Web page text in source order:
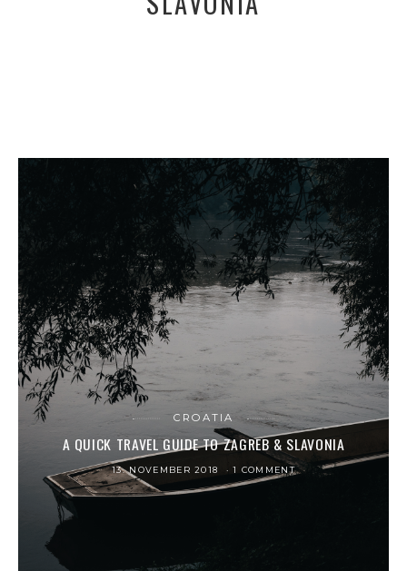
CROATIA
A QUICK TRAVEL GUIDE TO ZAGREB & SLAVONIA
13. NOVEMBER 2018 1 COMMENT